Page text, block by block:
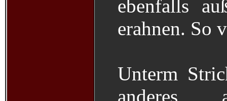
ebenfalls
erahnen. So
Unterm